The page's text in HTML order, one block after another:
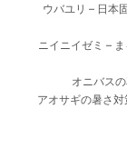
ウバユリ – 日本
ニイニイゼミ –
オニバス
アオサギの暑さ